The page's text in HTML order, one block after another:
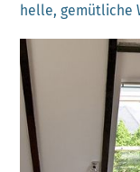
helle, gemütliche